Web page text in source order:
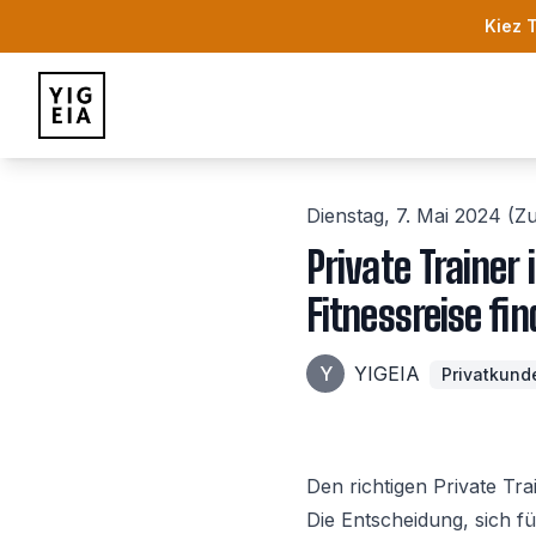
Kiez
YIGEIA
Dienstag, 7. Mai 2024
Private
Fitnessreise
Y YIGEIA
Den richtigen Private
Die Entscheidung, sich